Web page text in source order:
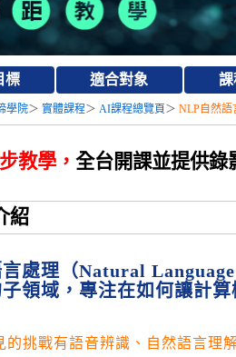
標 適合對象 課
學院＞ 實體課程＞ AI課程總覽頁 ＞ NLP自然語
教學， 全台開課並提供錄
紹
言處理（Natural
領域，專注在如何讓計
的挑戰有語音辨識、自然語言理